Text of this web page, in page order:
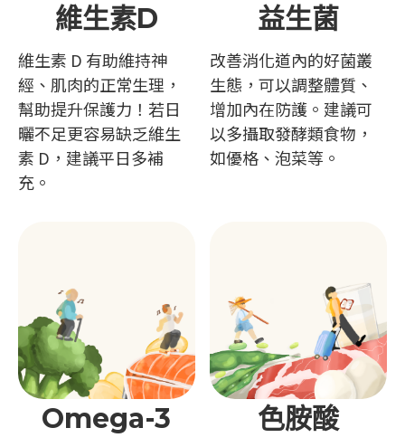
維生素D
維生素 D 有助維持神
經、肌肉的正常生理，
幫助提升保護力！若日
曬不足更容易缺乏維生
素 D，建議平日多補
充。
益生菌
改善消化道內的好菌叢
生態，可以調整體質、
增加內在防護。建議可
以多攝取發酵類食物，
如優格、泡菜等。
Omega-3 色胺酸